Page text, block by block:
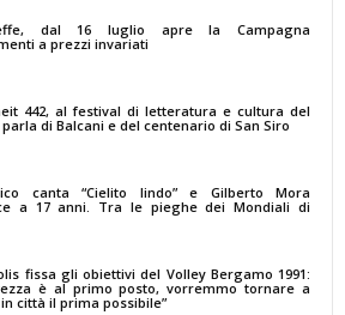
dal 16 luglio apre la Campagna
a prezzi invariati
442, al festival di letteratura e cultura del
di Balcani e del centenario di San Siro
canta “Cielito lindo” e Gilberto Mora
a 17 anni. Tra le pieghe dei Mondiali di
fissa gli obiettivi del Volley Bergamo 1991:
è al primo posto, vorremmo tornare a
città il prima possibile”